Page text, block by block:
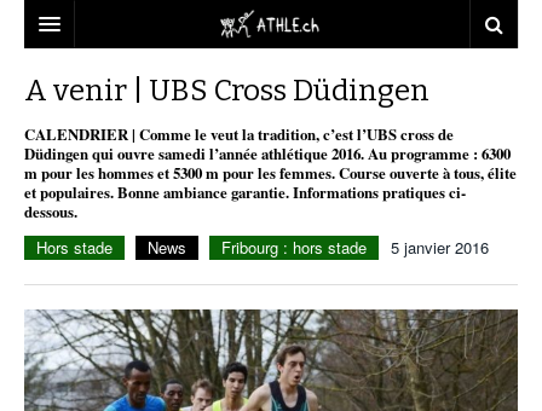
CHRONIQUES
GALERIES
STATISTIQUES
PARTENAIRES
PARTENAIRES
CLUBS PARTENAIRES
ATHLE.CH
CLUB D’ATHLÉTISME
ATHLE.CH RÉGIONS
A venir | UBS Cross Düdingen
CALENDRIER | Comme le veut la tradition, c’est l’UBS cross de
Düdingen qui ouvre samedi l’année athlétique 2016. Au programme : 6300
m pour les hommes et 5300 m pour les femmes. Course ouverte à tous, élite
et populaires. Bonne ambiance garantie. Informations pratiques ci-
dessous.
Hors stade News Fribourg : hors stade 5 janvier 2016